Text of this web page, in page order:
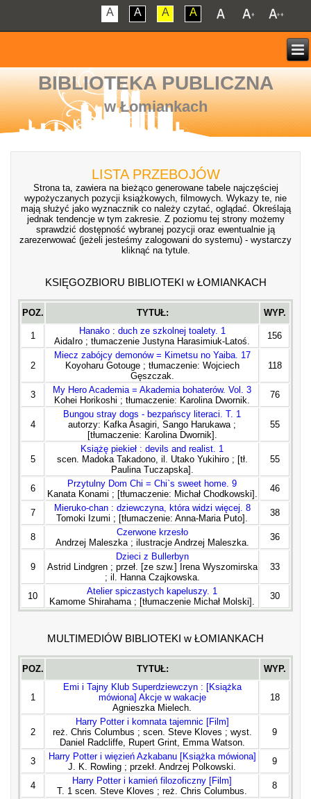
A A A A
BIBLIOTEKA PUBLICZNA
w Łomiankach
LISTA PRZEBOJÓW
Strona ta, zawiera na bieżąco generowane tabele najczęściej
wypożyczanych pozycji książkowych, filmowych. Wykazy te, nie
mają służyć jako wyznacznik co należy czytać, oglądać. Określają
jednak tendencje w tym zakresie. Z poziomu tej strony możemy
sprawdzić dostępność wybranej pozycji oraz ewentualnie ją
zarezerwować (jeżeli jesteśmy zalogowani do systemu) - wystarczy
kliknąć na tytule.
KSIĘGOZBIORU BIBLIOTEKI w ŁOMIANKACH
POZ. TYTUŁ: WYP.
1
Hanako : duch ze szkolnej toalety. 1
AidaIro ; tłumaczenie Justyna Harasimiuk-Latoś.
156
2
Miecz zabójcy demonów = Kimetsu no Yaiba. 17
Koyoharu Gotouge ; tłumaczenie: Wojciech
Gęszczak.
118
3
My Hero Academia = Akademia bohaterów. Vol. 3
Kohei Horikoshi ; tłumaczenie: Karolina Dwornik.
76
4
Bungou stray dogs - bezpańscy literaci. T. 1
autorzy: Kafka Asagiri, Sango Harukawa ;
[tłumaczenie: Karolina Dwornik].
55
5
Książę piekieł : devils and realist. 1
scen. Madoka Takadono, il. Utako Yukihiro ; [tł.
Paulina Tuczapska].
55
6
Przytulny Dom Chi = Chi`s sweet home. 9
Kanata Konami ; [tłumaczenie: Michał Chodkowski].
46
7
Mieruko-chan : dziewczyna, która widzi więcej. 8
Tomoki Izumi ; [tłumaczenie: Anna-Maria Puto].
38
8
Czerwone krzesło
Andrzej Maleszka ; ilustracje Andrzej Maleszka.
36
9
Dzieci z Bullerbyn
Astrid Lindgren ; przeł. [ze szw.] Irena Wyszomirska
; il. Hanna Czajkowska.
33
10
Atelier spiczastych kapeluszy. 1
Kamome Shirahama ; [tłumaczenie Michał Molski].
30
MULTIMEDIÓW BIBLIOTEKI w ŁOMIANKACH
POZ. TYTUŁ: WYP.
1
Emi i Tajny Klub Superdziewczyn : [Książka
mówiona] Akcje w wakacje
Agnieszka Mielech.
18
2
Harry Potter i komnata tajemnic [Film]
reż. Chris Columbus ; scen. Steve Kloves ; wyst.
Daniel Radcliffe, Rupert Grint, Emma Watson.
9
3
Harry Potter i więzień Azkabanu [Książka mówiona]
J. K. Rowling ; przekł. Andrzej Polkowski.
9
4
Harry Potter i kamień filozoficzny [Film]
T. 1 scen. Steve Kloves ; reż. Chris Columbus.
8